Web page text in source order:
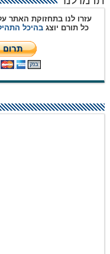
עזרו לנו בתחזוקת האתר
כל תורם יוצגבהיכל